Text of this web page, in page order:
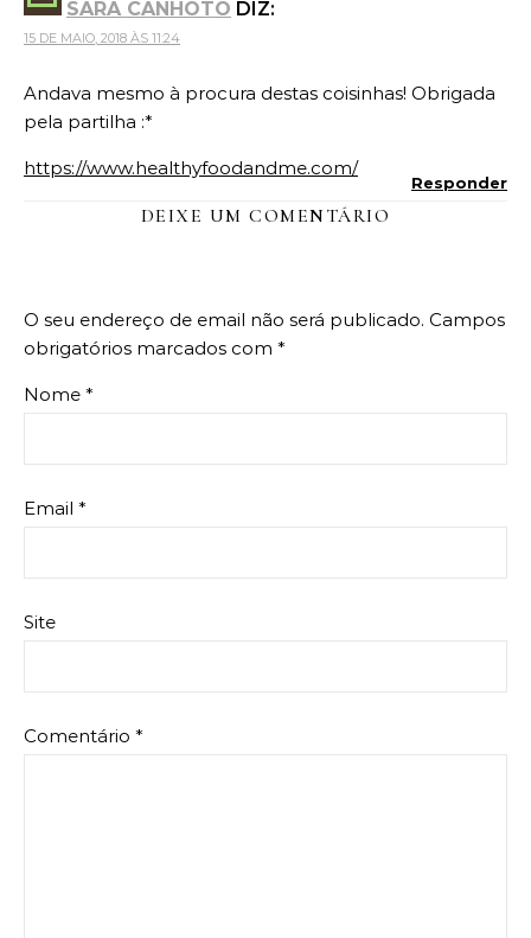
SARA CANHOTO DIZ:
15 DE MAIO, 2018 ÀS 11:24
Andava mesmo à procura destas coisinhas! Obrigada
pela partilha :*
https://www.healthyfoodandme.com/
Responder
DEIXE UM COMENTÁRIO
O seu endereço de email não será publicado. Campos
obrigatórios marcados com *
Nome *
Email *
Site
Comentário *